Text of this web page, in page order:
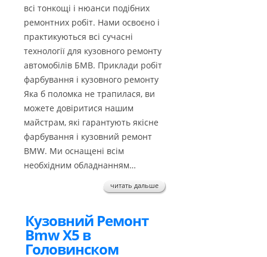
всі тонкощі і нюанси подібних
ремонтних робіт. Нами освоєно і
практикуються всі сучасні
технології для кузовного ремонту
автомобілів БМВ. Приклади робіт
фарбування і кузовного ремонту
Яка б поломка не трапилася, ви
можете довіритися нашим
майстрам, які гарантують якісне
фарбування і кузовний ремонт
BMW. Ми оснащені всім
необхідним обладнанням…
читать дальше
Кузовний Ремонт
Bmw X5 в
Головинском